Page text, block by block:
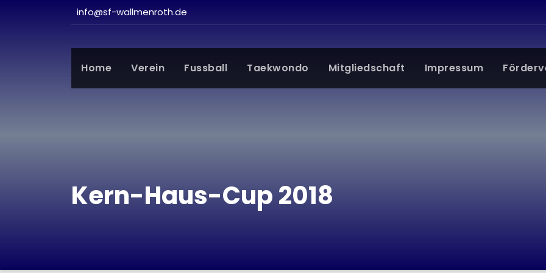
info@sf-wallmenroth.de
Home Verein Fussball Taekwondo Mitgliedschaft Impressum
Kern-Haus-Cup 2018